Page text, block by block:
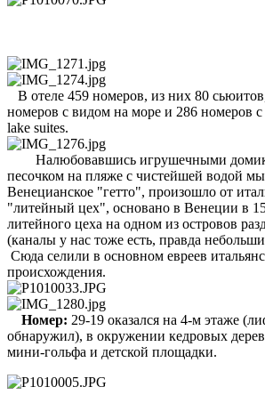
В отеле 459 номеров, из них 80
номеров с видом на море и 286 номеров
lake suites.
Налюбовавшись игрушечными
песочком на пляже с чистейшей водой
Венецианское "гетто", произошло от
"литейный цех", основано в Венеции в
литейного цеха на одном из островов
(каналы у нас тоже есть, правда
Сюда селили в основном евреев
происхождения.
Номер: 29-19 оказался на 4-м этаже
обнаружил), в окружении кедровых
мини-гольфа и детской площадки.